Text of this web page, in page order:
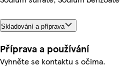
Skladování a příprava
Příprava a používání
Vyhněte se kontaktu s očima.